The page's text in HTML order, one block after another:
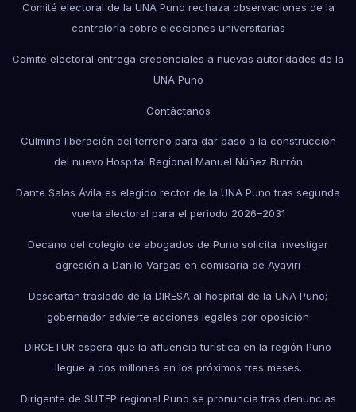
Comité electoral de la UNA Puno rechaza observaciones de la
contraloría sobre elecciones universitarias
Comité electoral entrega credenciales a nuevas autoridades de la
UNA Puno
Contáctanos
Culmina liberación del terreno para dar paso a la construcción
del nuevo Hospital Regional Manuel Núñez Butrón
Dante Salas Ávila es elegido rector de la UNA Puno tras segunda
vuelta electoral para el periodo 2026–2031
Decano del colegio de abogados de Puno solicita investigar
agresión a Danilo Vargas en comisaría de Ayaviri
Descartan traslado de la DIRESA al hospital de la UNA Puno;
gobernador advierte acciones legales por oposición
DIRCETUR espera que la afluencia turística en la región Puno
llegue a dos millones en los próximos tres meses.
Dirigente de SUTEP regional Puno se pronuncia tras denuncias